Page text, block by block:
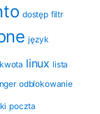
dostęp filtr
język
kwota linux lista
odblokowanie
poczta